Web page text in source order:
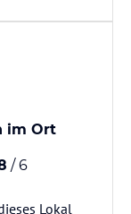
im Ort
/ 6
Lokal